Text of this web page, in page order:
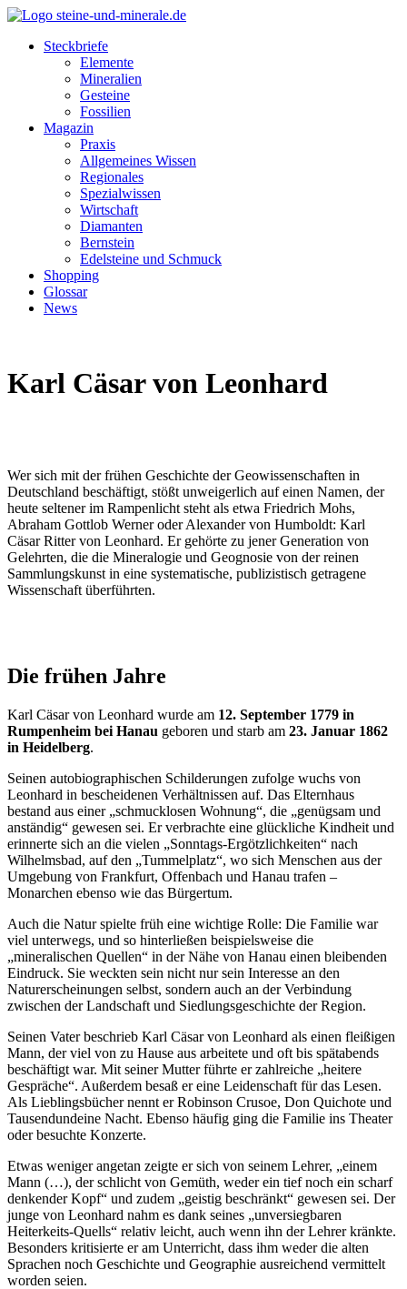
Steckbriefe
Elemente
Mineralien
Gesteine
Fossilien
Magazin
Praxis
Allgemeines Wissen
Regionales
Spezialwissen
Wirtschaft
Diamanten
Bernstein
Edelsteine und Schmuck
Shopping
Glossar
News
Karl Cäsar von Leonhard
Wer sich mit der frühen Geschichte der Geowissenschaften in
Deutschland beschäftigt, stößt unweigerlich auf einen Namen, der
heute seltener im Rampenlicht steht als etwa Friedrich Mohs,
Abraham Gottlob Werner oder Alexander von Humboldt: Karl
Cäsar Ritter von Leonhard. Er gehörte zu jener Generation von
Gelehrten, die die Mineralogie und Geognosie von der reinen
Sammlungskunst in eine systematische, publizistisch getragene
Wissenschaft überführten.
Die frühen Jahre
Karl Cäsar von Leonhard wurde am 12. September 1779 in
Rumpenheim bei Hanau geboren und starb am 23. Januar 1862
in Heidelberg.
Seinen autobiographischen Schilderungen zufolge wuchs von
Leonhard in bescheidenen Verhältnissen auf. Das Elternhaus
bestand aus einer „schmucklosen Wohnung“, die „genügsam und
anständig“ gewesen sei. Er verbrachte eine glückliche Kindheit und
erinnerte sich an die vielen „Sonntags-Ergötzlichkeiten“ nach
Wilhelmsbad, auf den „Tummelplatz“, wo sich Menschen aus der
Umgebung von Frankfurt, Offenbach und Hanau trafen –
Monarchen ebenso wie das Bürgertum.
Auch die Natur spielte früh eine wichtige Rolle: Die Familie war
viel unterwegs, und so hinterließen beispielsweise die
„mineralischen Quellen“ in der Nähe von Hanau einen bleibenden
Eindruck. Sie weckten sein nicht nur sein Interesse an den
Naturerscheinungen selbst, sondern auch an der Verbindung
zwischen der Landschaft und Siedlungsgeschichte der Region.
Seinen Vater beschrieb Karl Cäsar von Leonhard als einen fleißigen
Mann, der viel von zu Hause aus arbeitete und oft bis spätabends
beschäftigt war. Mit seiner Mutter führte er zahlreiche „heitere
Gespräche“. Außerdem besaß er eine Leidenschaft für das Lesen.
Als Lieblingsbücher nennt er Robinson Crusoe, Don Quichote und
Tausendundeine Nacht. Ebenso häufig ging die Familie ins Theater
oder besuchte Konzerte.
Etwas weniger angetan zeigte er sich von seinem Lehrer, „einem
Mann (…), der schlicht von Gemüth, weder ein tief noch ein scharf
denkender Kopf“ und zudem „geistig beschränkt“ gewesen sei. Der
junge von Leonhard nahm es dank seines „unversiegbaren
Heiterkeits-Quells“ relativ leicht, auch wenn ihn der Lehrer kränkte.
Besonders kritisierte er am Unterricht, dass ihm weder die alten
Sprachen noch Geschichte und Geographie ausreichend vermittelt
worden seien.